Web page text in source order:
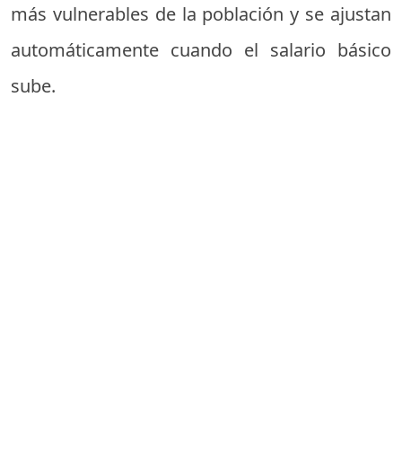
más vulnerables de la población y se ajustan
automáticamente cuando el salario básico
sube.